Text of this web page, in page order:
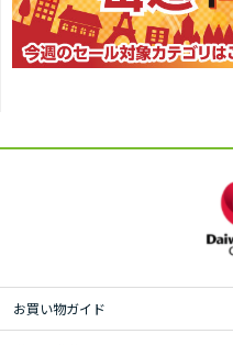
お買い物ガイド